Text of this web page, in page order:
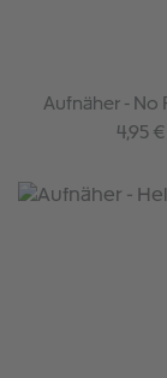
Aufnäher - No
4,95 €